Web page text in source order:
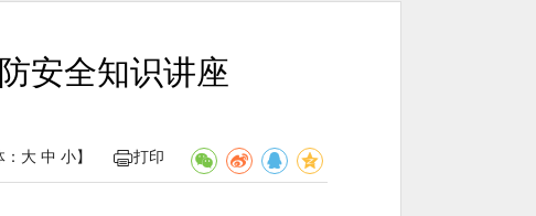
安全知识讲座
： 大 中 小】 打印